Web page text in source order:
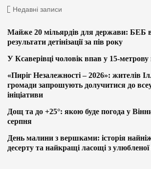
Недавні записи
Майже 20 мільярдів для держави: БЕБ
результати детінізації за пів року
У Ксаверівці чоловік впав у 15-
«Пиріг Незалежності – 2026»: жителів
громади запрошують долучитися до
ініціативи
Дощ та до +25°: якою буде погода у
серпня
День малини з вершками: історія
десерту та найкращі ласощі з улюбленої